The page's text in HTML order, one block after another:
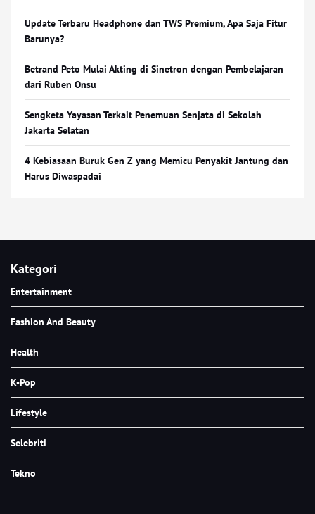
Update Terbaru Headphone dan TWS Premium, Apa Saja Fitur
Barunya?
Betrand Peto Mulai Akting di Sinetron dengan Pembelajaran
dari Ruben Onsu
Sengketa Yayasan Terkait Penemuan Senjata di Sekolah
Jakarta Selatan
4 Kebiasaan Buruk Gen Z yang Memicu Penyakit Jantung dan
Harus Diwaspadai
Kategori
Entertainment
Fashion And Beauty
Health
K-Pop
Lifestyle
Selebriti
Tekno